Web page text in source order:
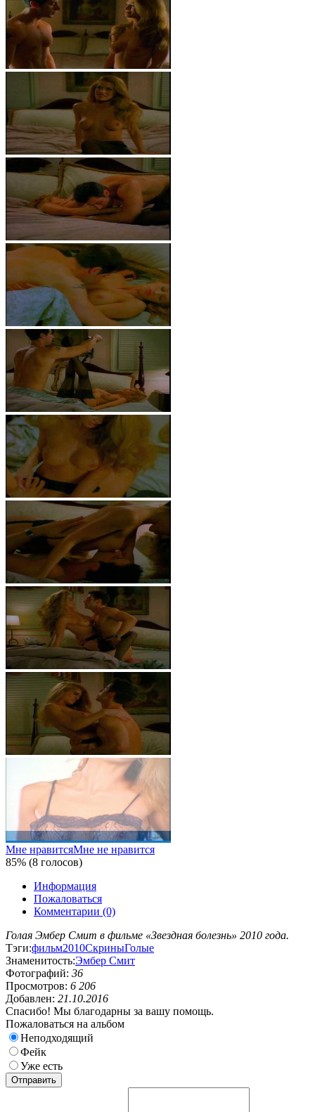
Мне нравитсяМне не нравится
85% (8 голосов)
Информация
Пожаловаться
Комментарии (0)
Голая Эмбер Смит в фильме «Звездная болезнь» 2010 года.
Тэги:фильм2010СкриныГолые
Знаменитость:Эмбер Смит
Фотографий: 36
Просмотров: 6 206
Добавлен: 21.10.2016
Спасибо! Мы благодарны за вашу помощь.
Пожаловаться на альбом
Неподходящий
Фейк
Уже есть